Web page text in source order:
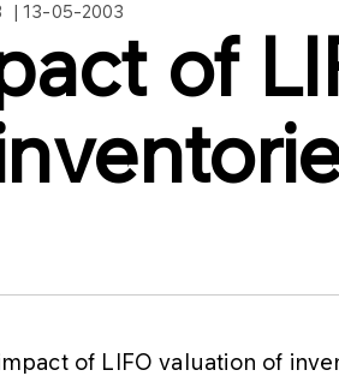
| 13-05-2003
of
of LIFO valuation of